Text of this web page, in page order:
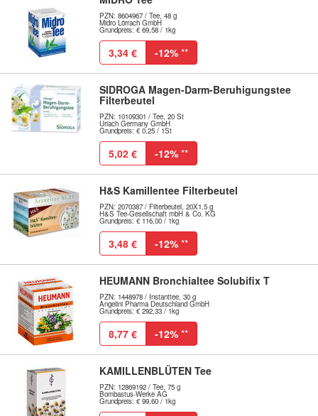
PZN: 8604967 / Tee, 48 g
Midro Lörrach GmbH
Grundpreis: € 69,58 / 1kg
3,34 € -12% **
SIDROGA Magen-Darm-Beruhigungstee
Filterbeutel
PZN: 10109301 / Tee, 20 St
Uriach Germany GmbH
Grundpreis: € 0,25 / 1St
5,02 € -12% **
H&S Kamillentee Filterbeutel
PZN: 2070387 / Filterbeutel, 20X1.5 g
H&S Tee-Gesellschaft mbH & Co. KG
Grundpreis: € 116,00 / 1kg
3,48 € -12% **
HEUMANN Bronchialtee Solubifix T
PZN: 1448978 / Instanttee, 30 g
Angelini Pharma Deutschland GmbH
Grundpreis: € 292,33 / 1kg
8,77 € -12% **
KAMILLENBLÜTEN Tee
PZN: 12869192 / Tee, 75 g
Bombastus-Werke AG
Grundpreis: € 99,60 / 1kg